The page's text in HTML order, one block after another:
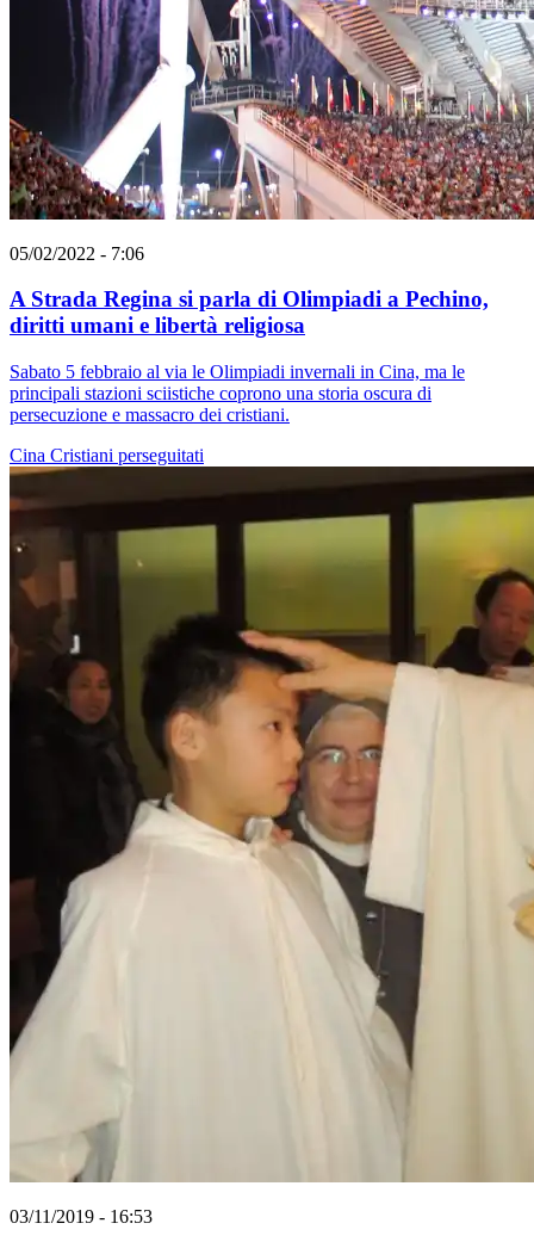
05/02/2022 - 7:06
A Strada Regina si parla di Olimpiadi a Pechino,
diritti umani e libertà religiosa
Sabato 5 febbraio al via le Olimpiadi invernali in Cina, ma le
principali stazioni sciistiche coprono una storia oscura di
persecuzione e massacro dei cristiani.
Cina Cristiani perseguitati
03/11/2019 - 16:53